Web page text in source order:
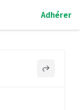
Adhérer